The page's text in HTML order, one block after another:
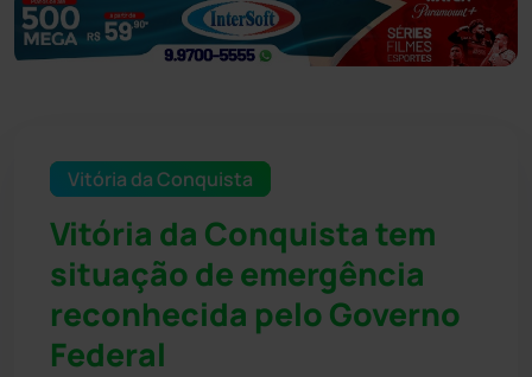
Vitória da Conquista
Vitória da Conquista tem
situação de emergência
reconhecida pelo Governo
Federal